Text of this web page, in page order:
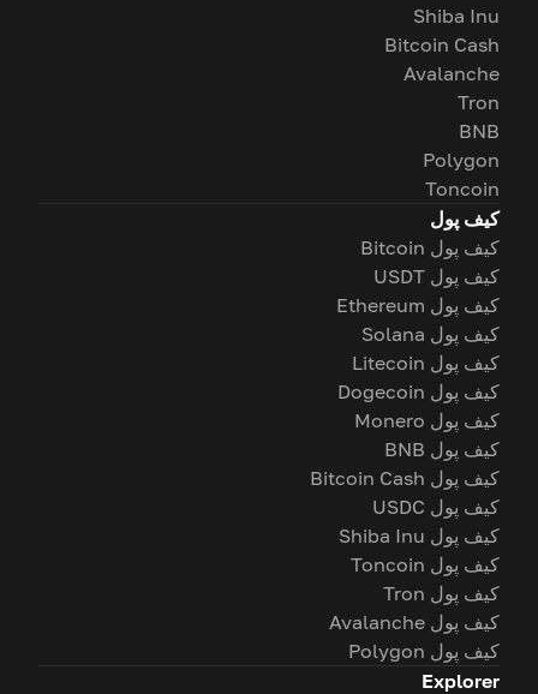
Shiba Inu
Bitcoin Cash
Avalanche
Tron
BNB
Polygon
Toncoin
کیف پول
کیف پول Bitcoin
کیف پول USDT
کیف پول Ethereum
کیف پول Solana
کیف پول Litecoin
کیف پول Dogecoin
کیف پول Monero
کیف پول BNB
کیف پول Bitcoin Cash
کیف پول USDC
کیف پول Shiba Inu
کیف پول Toncoin
کیف پول Tron
کیف پول Avalanche
کیف پول Polygon
Explorer